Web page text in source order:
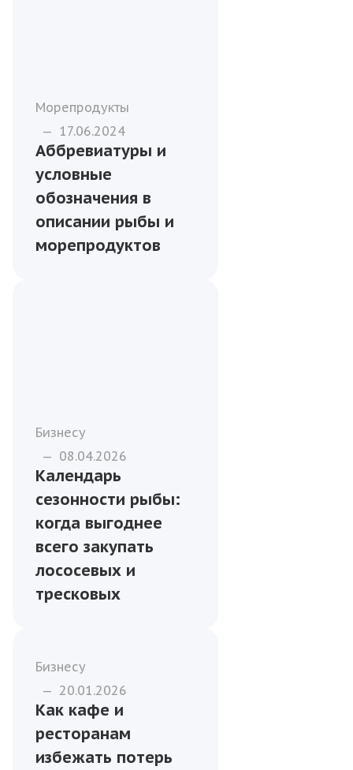
Морепродукты
— 17.06.2024
Аббревиатуры и
условные
обозначения в
описании рыбы и
морепродуктов
Бизнесу
— 08.04.2026
Календарь
сезонности рыбы:
когда выгоднее
всего закупать
лососевых и
тресковых
Бизнесу
— 20.01.2026
Как кафе и
ресторанам
избежать потерь